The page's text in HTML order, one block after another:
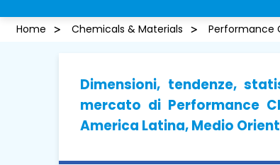
Home Chemicals & Materials Performance
Dimensioni, tendenze,
mercato di Performance
America Latina, Medio